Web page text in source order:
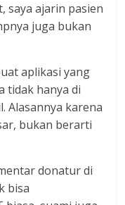
saya ajarin pasien
juga bukan
aplikasi yang
tidak hanya di
Alasannya karena
bukan berarti
donatur di
bisa